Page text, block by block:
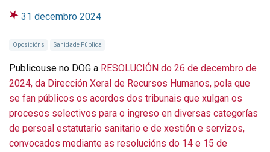
31 decembro 2024
Oposicións Sanidade Pública
Publicouse no DOG a RESOLUCIÓN do 26 de decembro de
2024, da Dirección Xeral de Recursos Humanos, pola que
se fan públicos os acordos dos tribunais que xulgan os
procesos selectivos para o ingreso en diversas categorías
de persoal estatutario sanitario e de xestión e servizos,
convocados mediante as resolucións do 14 e 15 de